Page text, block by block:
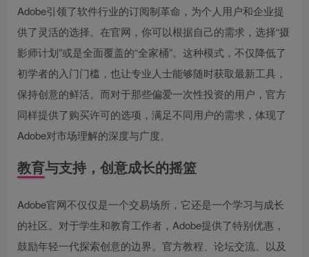
Adobe引领了软件行业的订阅制革命，为个人用户和企业提
供了灵活的选择。在官网，你可以根据自己的需求，选择“摄
影师计划”或是全面覆盖的“全家桶”。这种模式，不仅降低了
初学者的入门门槛，也让专业人士能够随时获取最新工具，
保持创意的鲜活。而对于那些偏爱一次性投资的用户，官方
同样提供了购买许可的选项，满足不同用户的需求，体现了
Adobe对市场理解的深度与广度。
教育与支持，创意成长的摇篮
Adobe官网不仅仅是一个交易场所，它还是一个学习与成长
的社区。对于学生和教育工作者，Adobe提供了特别优惠，
鼓励年轻一代探索创意的边界。官方教程、论坛交流、以及